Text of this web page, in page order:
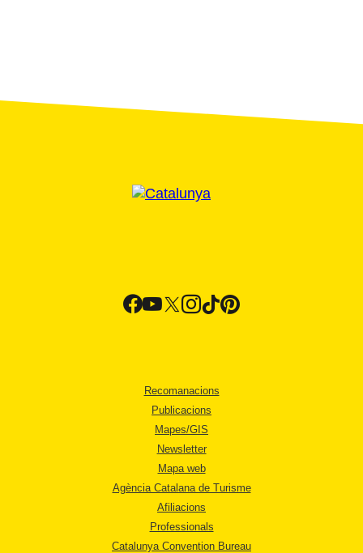
Recomanacions
Publicacions
Mapes/GIS
Newsletter
Mapa web
Agència Catalana de Turisme
Afiliacions
Professionals
Catalunya Convention Bureau